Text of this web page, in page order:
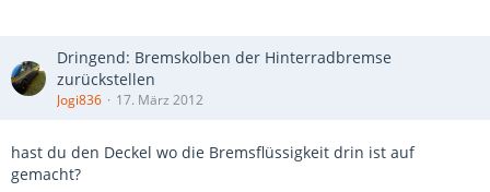
Dringend: Bremskolben der Hinterradbremse
zurückstellen
Jogi836 17. März 2012
hast du den Deckel wo die Bremsflüssigkeit drin ist auf
gemacht?